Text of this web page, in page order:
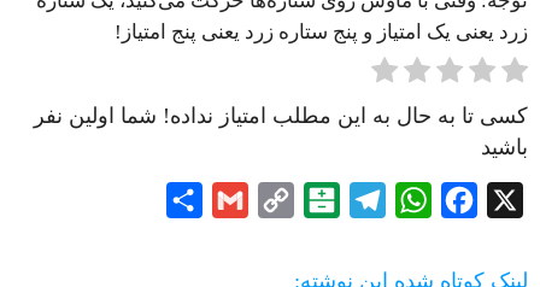
زرد یعنی یک امتیاز و پنج ستاره زرد یعنی پنج امتیاز!
کسی تا به حال به این مطلب امتیاز نداده! شما اولین نفر
باشید
X
Facebook
WhatsApp
Telegram
Balatarin
Copy
Gmail
لینک کوتاه شده این نوشته: